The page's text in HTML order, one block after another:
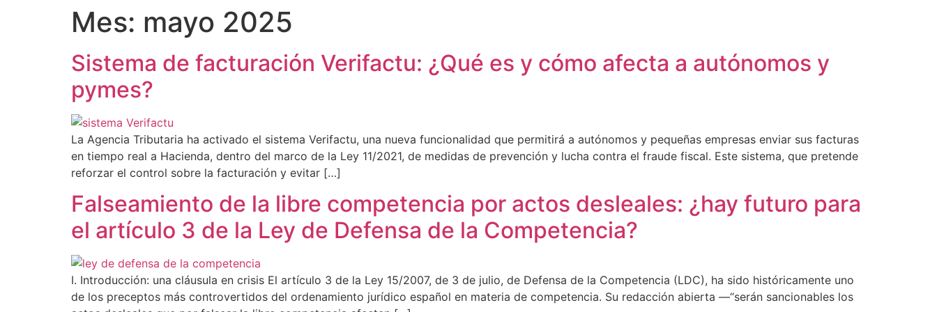
Mes: mayo 2025
Sistema de facturación Verifactu: ¿Qué es y cómo afecta a autónomos y
pymes?
La Agencia Tributaria ha activado el sistema Verifactu, una nueva funcionalidad que permitirá a autónomos y pequeñas empresas enviar sus facturas
en tiempo real a Hacienda, dentro del marco de la Ley 11/2021, de medidas de prevención y lucha contra el fraude fiscal. Este sistema, que pretende
reforzar el control sobre la facturación y evitar […]
Falseamiento de la libre competencia por actos desleales: ¿hay futuro para
el artículo 3 de la Ley de Defensa de la Competencia?
I. Introducción: una cláusula en crisis El artículo 3 de la Ley 15/2007, de 3 de julio, de Defensa de la Competencia (LDC), ha sido históricamente uno
de los preceptos más controvertidos del ordenamiento jurídico español en materia de competencia. Su redacción abierta —“serán sancionables los